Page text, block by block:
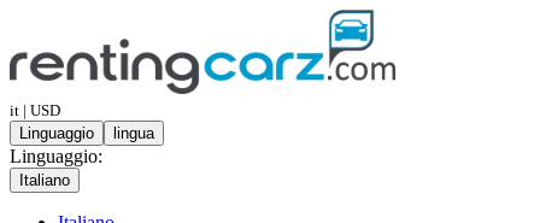
it | USD
Linguaggio
lingua
Linguaggio:
Italiano